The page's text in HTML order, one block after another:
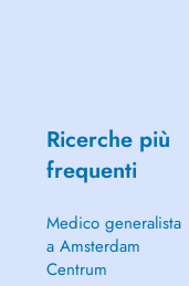
Ricerche più
frequenti
Medico generalista
a Amsterdam
Centrum